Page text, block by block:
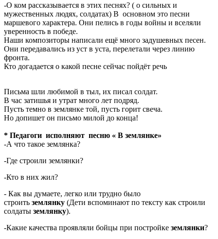
-О ком рассказывается в этих песнях? ( о сильных и
мужественных людях, солдатах) В основном это песни
маршевого характера. Они пелись в годы войны и вселяли
уверенность в победе.
Наши композиторы написали ещё много задушевных песен.
Они передавались из уст в уста, перелетали через линию
фронта.
Кто догадается о какой песне сейчас пойдёт речь
Письма шли любимой в тыл, их писал солдат.
В час затишья и утрат много лет подряд.
Пусть темно в землянке той, пусть горит свеча.
Но допишет он письмо милой до конца!
* Педагоги исполняют песню « В землянке»
-А что такое землянка?
-Где строили землянки?
-Кто в них жил?
- Как вы думаете, легко или трудно было
строить землянку (Дети вспоминают по тексту как строили
солдаты землянку).
-Какие качества проявляли бойцы при постройке землянки?